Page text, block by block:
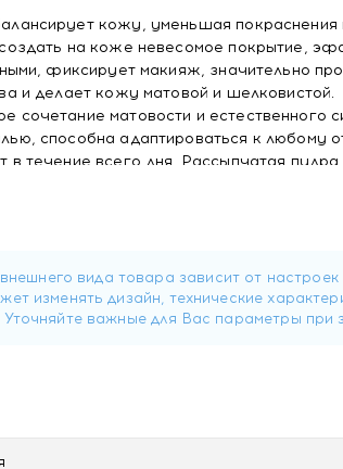
кожу, уменьшая покраснения
на коже невесомое покрытие,
фиксирует макияж, значительно
и делает кожу матовой и шелковистой.
сочетание матовости и естественного
способна адаптироваться к любому
течение всего дня. Рассыпчатая пудра
подчеркнуть вашу естественную
Oxide Greens, Glyceryl Caprylate,
в Минске